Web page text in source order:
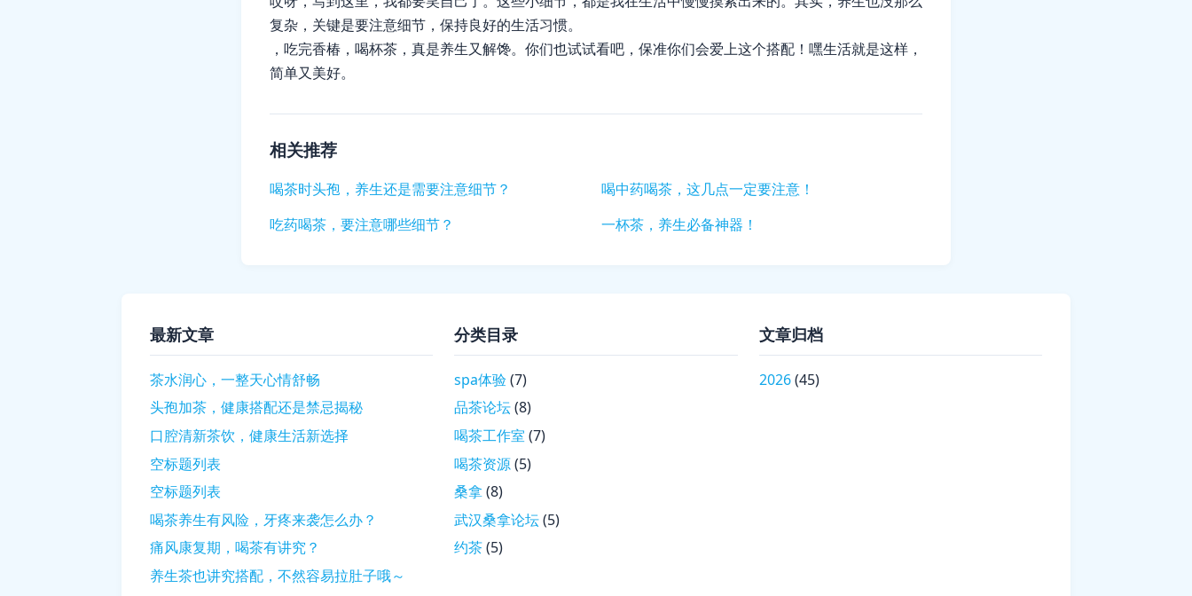
复杂，关键是要注意细节，保持良好的生活习惯。
，吃完香椿，喝杯茶，真是养生又解馋。你们也试试看吧，保准你们会爱上这个搭配！嘿生活就是这样，
简单又美好。
相关推荐
喝茶时头孢，养生还是需要注意细节？
喝中药喝茶，这几点一定要注意！
吃药喝茶，要注意哪些细节？
一杯茶，养生必备神器！
最新文章
茶水润心，一整天心情舒畅
头孢加茶，健康搭配还是禁忌揭秘
口腔清新茶饮，健康生活新选择
空标题列表
空标题列表
喝茶养生有风险，牙疼来袭怎么办？
痛风康复期，喝茶有讲究？
养生茶也讲究搭配，不然容易拉肚子哦～
分类目录
spa体验(7)
品茶论坛(8)
喝茶工作室 (7)
喝茶资源(5)
桑拿(8)
武汉桑拿论坛(5)
约茶(5)
文章归档
2026(45)